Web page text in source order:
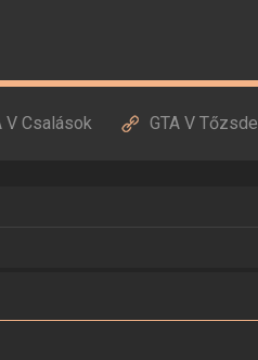
V Csalások GTA V Tőzsde